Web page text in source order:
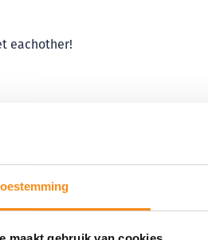
eachother!
dit artikel worden genoemd,
om de compatibiliteit van
niet-originele producten.
onverminderd de wettelijke